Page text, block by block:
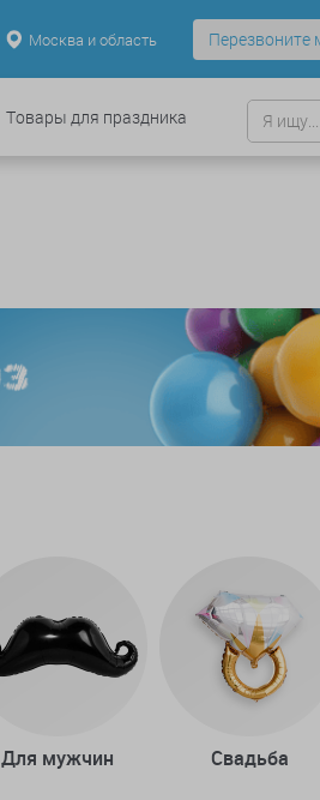
Москва и область Перезвоните
Товары для праздника
Для мужчин Свадьба